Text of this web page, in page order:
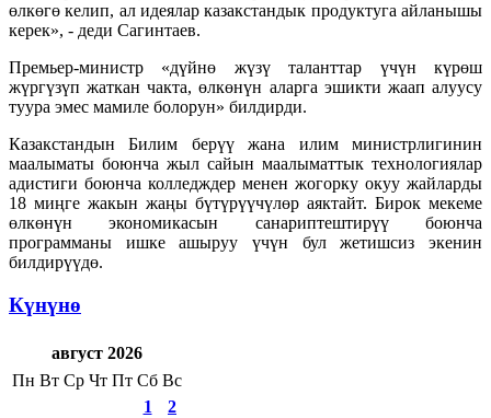
өлкөгө келип, ал идеялар казакстандык продуктуга айланышы
керек», - деди Сагинтаев.
Премьер-министр «дүйнө жүзү таланттар үчүн күрөш
жүргүзүп жаткан чакта, өлкөнүн аларга эшикти жаап алуусу
туура эмес мамиле болорун» билдирди.
Казакстандын Билим берүү жана илим министрлигинин
маалыматы боюнча жыл сайын маалыматтык технологиялар
адистиги боюнча колледждер менен жогорку окуу жайларды
18 миңге жакын жаңы бүтүрүүчүлөр аяктайт. Бирок мекеме
өлкөнүн экономикасын санариптештирүү боюнча
программаны ишке ашыруу үчүн бул жетишсиз экенин
билдирүүдө.
Күнүнө
август 2026
Пн Вт Ср Чт Пт Сб Вс
1
2